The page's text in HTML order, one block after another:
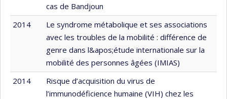
cas de Bandjoun
2014
Le syndrome métabolique et ses associations
avec les troubles de la mobilité : différence de
genre dans l&apos;étude internationale sur la
mobilité des personnes âgées (IMIAS)
2014
Risque d’acquisition du virus de
l’immunodéficience humaine (VIH) chez les